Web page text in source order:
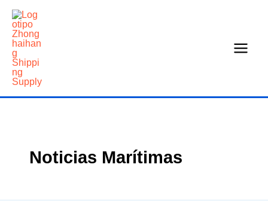
contenido
Noticias Marítimas